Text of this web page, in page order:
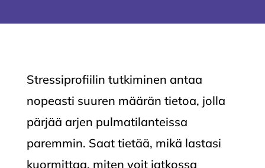
Stressiprofiilin tutkiminen antaa
nopeasti suuren määrän tietoa, jolla
pärjää arjen pulmatilanteissa
paremmin. Saat tietää, mikä lastasi
kuormittaa, miten voit jatkossa